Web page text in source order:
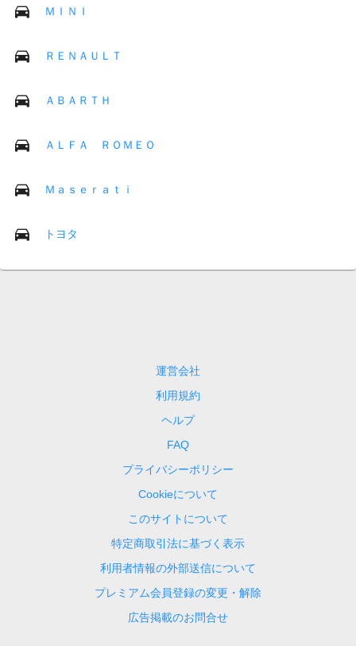
ＭＩＮＩ
ＲＥＮＡＵＬＴ
ＡＢＡＲＴＨ
ＡＬＦＡ ＲＯＭＥＯ
Ｍａｓｅｒａｔｉ
トヨタ
運営会社
利用規約
ヘルプ
FAQ
プライバシーポリシー
Cookieについて
このサイトについて
特定商取引法に基づく表示
利用者情報の外部送信について
プレミアム会員登録の変更・解除
広告掲載のお問合せ